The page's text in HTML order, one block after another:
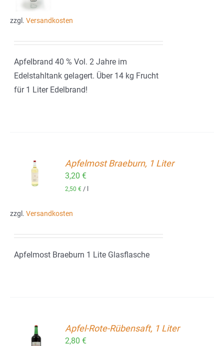
zzgl. Versandkosten
Apfelbrand 40 % Vol. 2 Jahre im
Edelstahltank gelagert. Über 14 kg Frucht
für 1 Liter Edelbrand!
Apfelmost Braeburn, 1 Liter
3,20€
2,50€ /
zzgl. Versandkosten
Apfelmost Braeburn 1 Lite Glasflasche
Apfel-Rote-Rübensaft, 1 Liter
2,80€